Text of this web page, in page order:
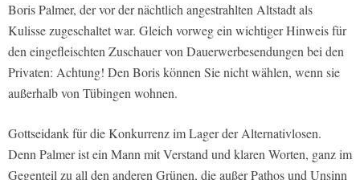
Boris Palmer, der vor der nächtlich angestrahlten Altstadt als
Kulisse zugeschaltet war. Gleich vorweg ein wichtiger Hinweis für
den eingefleischten Zuschauer von Dauerwerbesendungen bei den
Privaten: Achtung! Den Boris können Sie nicht wählen, wenn sie
außerhalb von Tübingen wohnen.
Gottseidank für die Konkurrenz im Lager der Alternativlosen.
Denn Palmer ist ein Mann mit Verstand und klaren Worten, ganz im
Gegenteil zu all den anderen Grünen, die außer Pathos und Unsinn